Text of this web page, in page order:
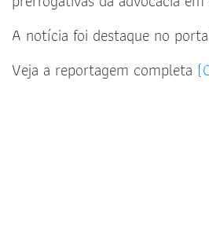
A notícia foi destaque no
Veja a reportagem completa